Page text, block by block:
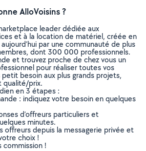
AlloVoisins ?
leader dédiée aux
et à la location de matériel, créée en
par une communauté de plus
dont 300 000 professionnels.
et trouvez proche de chez vous un
pour réaliser toutes vos
besoin aux plus grands projets,
qualité/prix.
en 3 étapes :
: indiquez votre besoin en quelques
d’offreurs particuliers et
minutes.
offreurs depuis la messagerie privée et
choix !
commission !